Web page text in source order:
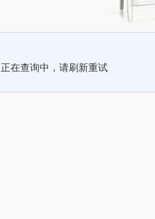
正在查询中，请刷新重试